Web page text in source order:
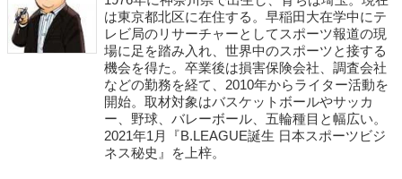
は東京都北区に在住する。早稲田大在学中にテ
レビ局のリサーチャーとしてスポーツ報道の現
場に足を踏み入れ、世界中のスポーツと接する
機会を得た。卒業後は損害保険会社、調査会社
などの勤務を経て、2010年からライター活動を
開始。取材対象はバスケットボールやサッカ
ー、野球、バレーボール、五輪種目と幅広い。
2021年1月『B.LEAGUE誕生 日本スポーツビジ
ネス秘史』を上梓。